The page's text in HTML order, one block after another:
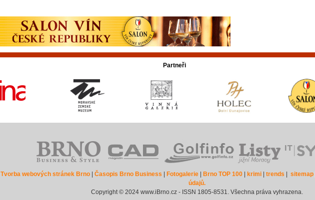
Partneři
Tvorba webových stránek Brno| Časopis Brno Business Fotogalerie| Brno TOP 100| krimi| trends sitemap|
údajů.
Copyright © 2024 www.iBrno.cz - ISSN 1805-8531. Všechna práva vyhrazena.